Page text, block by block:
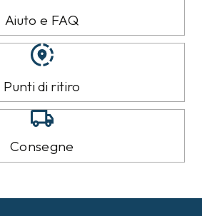
Aiuto e FAQ
Punti di ritiro
Consegne